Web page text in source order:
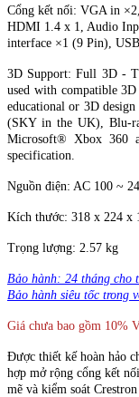
Cổng kết nối: VGA in
HDMI 1.4 x 1, Audio
interface ×1 (9 Pin), USB
3D Support: Full 3D -
used with compatible
educational or 3D design
(SKY in the UK), Blu-
Microsoft® Xbox 360
specification.
Nguồn điện: AC 100 ~
Kích thước: 318 x 224 x
Trọng lượng: 2.57 kg
Bảo hành: 24 tháng cho
Bảo hành siêu tốc trong
Giá chưa bao gồm 10%
Được thiết kế hoàn hảo
hợp mở rộng cổng kết
mẽ và kiểm soát